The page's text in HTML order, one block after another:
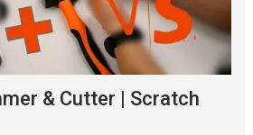
& Cutter | Scratch